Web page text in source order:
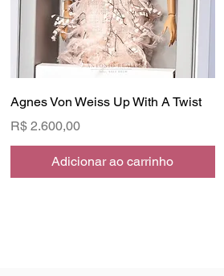
Agnes Von Weiss Up With A Twist
Preço
R$ 2.600,00
Adicionar ao carrinho